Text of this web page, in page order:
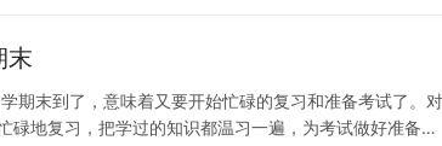
末
期末到了，意味着又要开始忙碌的复习和准备考试了。
碌地复习，把学过的知识都温习一遍，为考试做好准备…